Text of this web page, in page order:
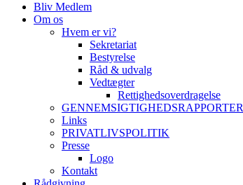
Bliv Medlem
Om os
Hvem er vi?
Sekretariat
Bestyrelse
Råd & udvalg
Vedtægter
Rettighedsoverdragelse
GENNEMSIGTIGHEDSRAPPORTER
Links
PRIVATLIVSPOLITIK
Presse
Logo
Kontakt